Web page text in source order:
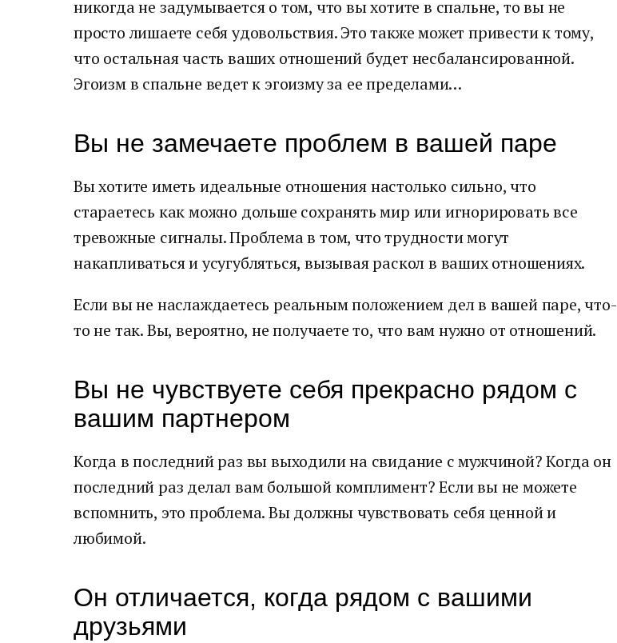
никогда не задумывается о том, что вы хотите в спальне, то вы не
просто лишаете себя удовольствия. Это также может привести к тому,
что остальная часть ваших отношений будет несбалансированной.
Эгоизм в спальне ведет к эгоизму за ее пределами…
Вы не замечаете проблем в вашей паре
Вы хотите иметь идеальные отношения настолько сильно, что
стараетесь как можно дольше сохранять мир или игнорировать все
тревожные сигналы. Проблема в том, что трудности могут
накапливаться и усугубляться, вызывая раскол в ваших отношениях.
Если вы не наслаждаетесь реальным положением дел в вашей паре, что-
то не так. Вы, вероятно, не получаете то, что вам нужно от отношений.
Вы не чувствуете себя прекрасно рядом с
вашим партнером
Когда в последний раз вы выходили на свидание с мужчиной? Когда он
последний раз делал вам большой комплимент? Если вы не можете
вспомнить, это проблема. Вы должны чувствовать себя ценной и
любимой.
Он отличается, когда рядом с вашими
друзьями